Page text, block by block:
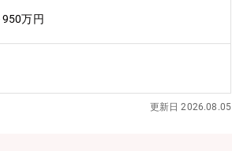
ーーーーーーーーーーーーーーーーーー
ワークを活かし、経営者とともに企業の再
ロセス全体を経験できます。再生スキーム
■経営者と近い距離で課題解決が可能。支
ルティングに近い視点で企業支援を行える
継、経営改善、債権管理など、金融・コン
万円
更新日 2026.08.05